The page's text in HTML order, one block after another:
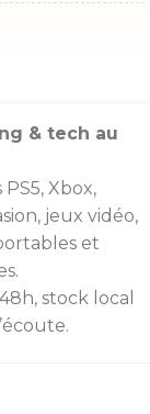
& tech au
PS5, Xbox,
jeux vidéo,
et
stock local